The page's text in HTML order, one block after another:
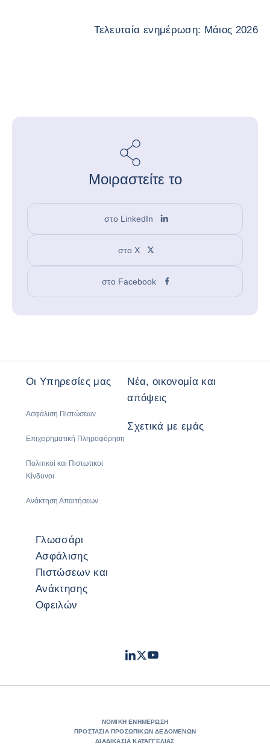
Τελευταία ενημέρωση: Μάιος 2026
Μοιραστείτε το
στο LinkedIn
στο X
στο Facebook
Οι Υπηρεσίες μας
Ασφάλιση Πιστώσεων
Επιχειρηματική Πληροφόρηση
Πολιτικοί και Πιστωτικοί
Κίνδυνοι
Ανάκτηση Απαιτήσεων
Νέα, οικονομία και
απόψεις
Σχετικά με εμάς
Γλωσσάρι
Ασφάλισης
Πιστώσεων και
Ανάκτησης
Οφειλών
LinkedIn
TwitterYoutube
ΝΟΜΙΚΉ ΕΝΗΜΈΡΩΣΗ
ΠΡΟΣΤΑΣΊΑ ΠΡΟΣΩΠΙΚΏΝ ΔΕΔΟΜΈΝΩΝ
ΔΙΑΔΙΚΑΣΊΑ ΚΑΤΑΓΓΕΛΊΑΣ